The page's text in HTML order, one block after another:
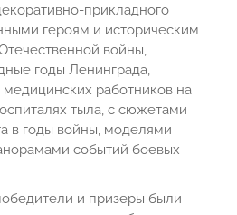
прикладного
героям и историческим
войны,
годы Ленинграда,
медицинских работников на
тыла, с сюжетами
в годы войны, моделями
событий боевых
и призеры были